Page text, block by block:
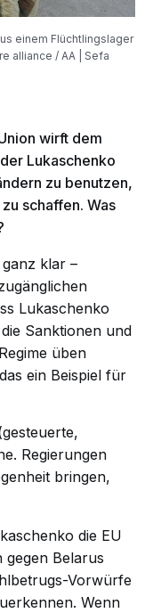
einem Flüchtlingslager
alliance / AA | Sefa
wirft dem
Lukaschenko
zu benutzen,
schaffen. Was
klar –
Lukaschenko
Sanktionen und
üben
ein Beispiel für
Regierungen
bringen,
die EU
Belarus
Vorwürfe
Wenn